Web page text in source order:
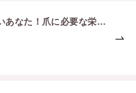
爪がもろいあなた！爪に必要な栄養が足りてない！ ？